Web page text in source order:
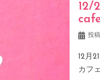
12/
投
12月
カフ